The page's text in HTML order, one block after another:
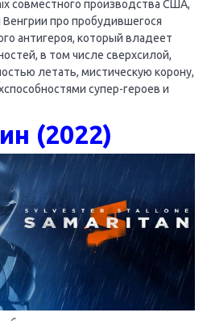
совместного производства США,
про пробудившегося
антигероя, который владеет
в том числе сверхсилой,
летать, мистическую корону,
супер-героев и
(2022)